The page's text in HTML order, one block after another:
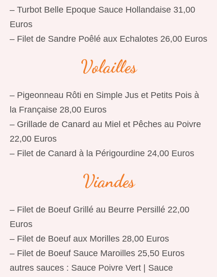
– Turbot Belle Epoque Sauce Hollandaise 31,00
Euros
– Filet de Sandre Poêlé aux Echalotes 26,00 Euros
Volailles
– Pigeonneau Rôti en Simple Jus et Petits Pois à
la Française 28,00 Euros
– Grillade de Canard au Miel et Pêches au Poivre
22,00 Euros
– Filet de Canard à la Périgourdine 24,00 Euros
Viandes
– Filet de Boeuf Grillé au Beurre Persillé 22,00
Euros
– Filet de Boeuf aux Morilles 28,00 Euros
– Filet de Boeuf Sauce Maroilles 25,50 Euros
autres sauces : Sauce Poivre Vert | Sauce